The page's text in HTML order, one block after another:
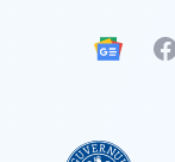
Google